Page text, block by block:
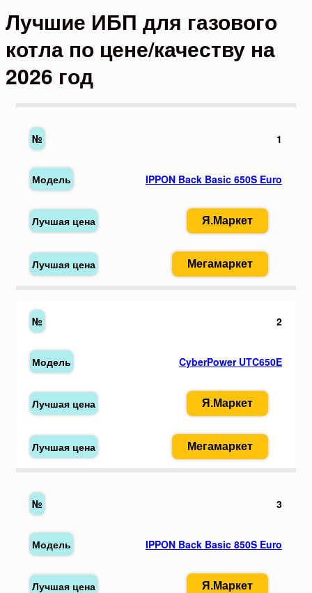
Лучшие ИБП для газового
котла по цене/качеству на
2026 год
1
IPPON Back Basic 650S Euro
Я.Маркет
Мегамаркет
2
CyberPower UTC650E
Я.Маркет
Мегамаркет
3
IPPON Back Basic 850S Euro
Я.Маркет